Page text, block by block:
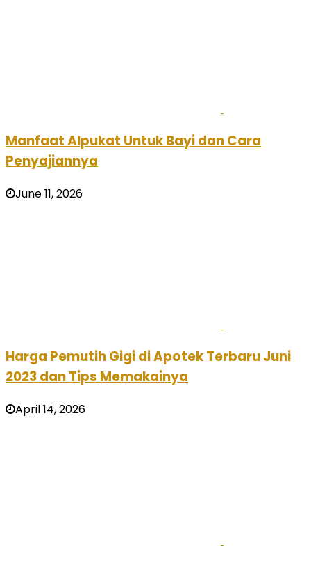
Manfaat Alpukat Untuk Bayi dan Cara
Penyajiannya
June 11, 2026
Harga Pemutih Gigi di Apotek Terbaru Juni
2023 dan Tips Memakainya
April 14, 2026